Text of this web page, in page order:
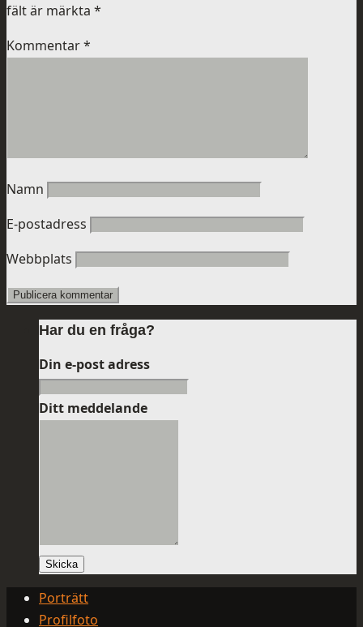
fält är märkta *
Kommentar*
Namn
E-postadress
Webbplats
Har du en fråga?
Din e-post adress
Ditt meddelande
Skicka
Porträtt
Profilfoto